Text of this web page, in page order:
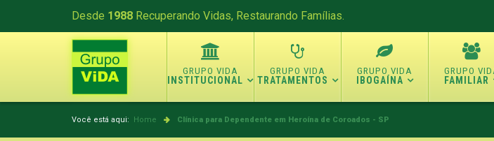
Desde 1988 Recuperando Vidas, Restaurando Famílias.
INSTITUCIONAL TRATAMENTOS IBOGAÍNA FAMILIAR
Você está aqui: Home Clínica para Dependente em Heroína de Coroados - SP